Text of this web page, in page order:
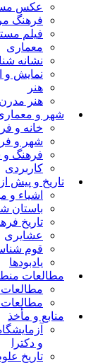
عکس
فرهنگ
فیلم
معماری
نشانه
نمایش و
هنر
هنر مدرن
شهر و
خانه و
شهر و
فرهنگ
کاربردی
تاریخ و پیش از
اشیاء و
باستان
تاریخ
عشایری
قوم
یادبودها
مطالعات
مطالعات
منابع و مأخذ
و دکترا
تاریخ